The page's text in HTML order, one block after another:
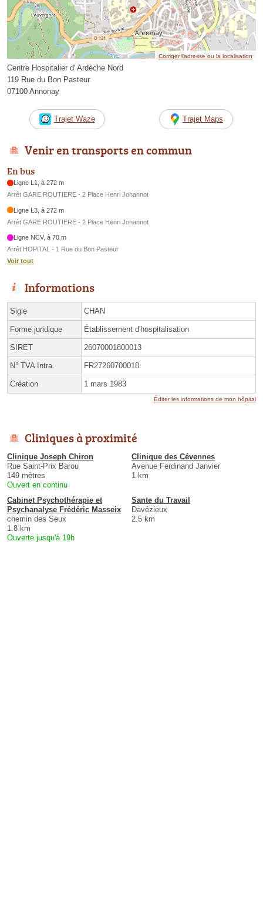
Corriger l’adresse ou la localisation
Centre Hospitalier d' Ardèche Nord
119 Rue du Bon Pasteur
07100 Annonay
Trajet Waze Trajet Maps
Venir en transports en commun
En bus
Ligne L1, à 272 m
Arrêt GARE ROUTIERE - 2 Place Henri Johannot
Ligne L3, à 272 m
Arrêt GARE ROUTIERE - 2 Place Henri Johannot
Ligne NCV, à 70 m
Arrêt HOPITAL - 1 Rue du Bon Pasteur
Voir tout
Informations
Sigle CHAN
Forme juridique Établissement d'hospitalisation
SIRET 26070001800013
N° TVA Intra. FR27260700018
Création 1 mars 1983
Éditer les informations de mon hôpital
Cliniques à proximité
Clinique Joseph Chiron
Rue Saint-Prix Barou
149 mètres
Ouvert en continu
Clinique des Cévennes
Avenue Ferdinand Janvier
1 km
Cabinet Psychothérapie et
Psychanalyse Frédéric Masseix
chemin des Seux
1.8 km
Ouverte jusqu'à 19h
Sante du Travail
Davézieux
2.5 km